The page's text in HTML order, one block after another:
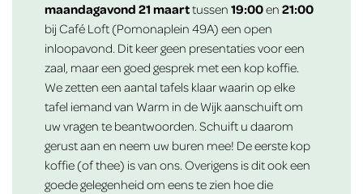
maandagavond 21 maarttussen 19:00en 21:00
bij Café Loft (Pomonaplein 49A) een open
inloopavond. Dit keer geen presentaties voor een
zaal, maar een goed gesprek met een kop koffie.
We zetten een aantal tafels klaar waarin op elke
tafel iemand van Warm in de Wijk aanschuift om
uw vragen te beantwoorden. Schuift u daarom
gerust aan en neem uw buren mee! De eerste kop
koffie (of thee) is van ons. Overigens is dit ook een
goede gelegenheid om eens te zien hoe die